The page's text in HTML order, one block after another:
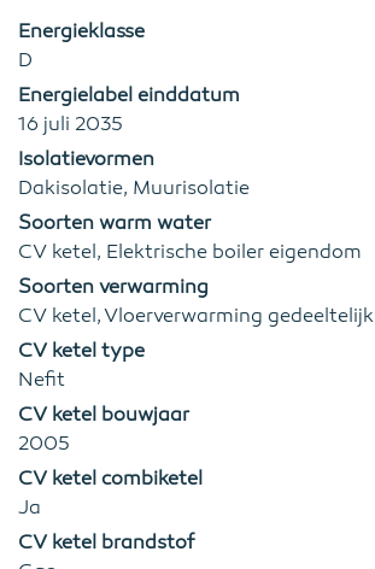
Energieklasse
D
Energielabel einddatum
16 juli 2035
Isolatievormen
Dakisolatie, Muurisolatie
Soorten warm water
CV ketel, Elektrische boiler eigendom
Soorten verwarming
CV ketel, Vloerverwarming gedeeltelijk
CV ketel type
Nefit
CV ketel bouwjaar
2005
CV ketel combiketel
Ja
CV ketel brandstof